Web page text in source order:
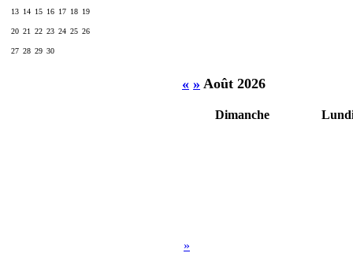
13 14 15 16 17 18 19
20 21 22 23 24 25 26
27 28 29 30
« » Août 2026
Dimanche
»